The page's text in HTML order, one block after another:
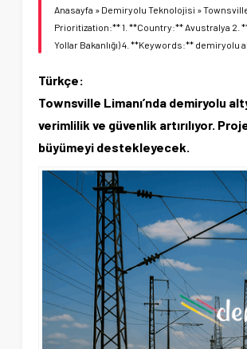
Anasayfa » Demiryolu Teknolojisi »
Prioritization:** 1. **Country:** Avustralya 2.
Yollar Bakanlığı) 4. **Keywords:** demiryolu
Türkçe:
Townsville Limanı’nda demiryolu
verimlilik ve güvenlik artırılıyor.
büyümeyi destekleyecek.